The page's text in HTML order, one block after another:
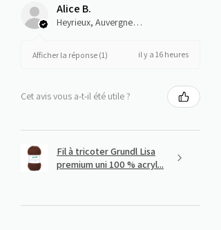
Alice B.
Heyrieux, Auvergne-Rhône-Alpes
Afficher la réponse (1) il y a 16 heures
Cet avis vous a-t-il été utile ?
Fil à tricoter Grundl Lisa
premium uni 100 % acryl...